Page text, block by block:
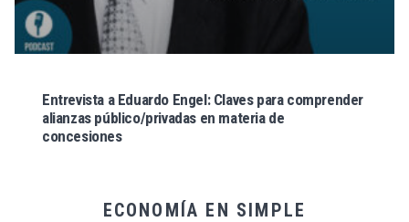
Entrevista a Eduardo Engel: Claves para comprender
alianzas público/privadas en materia de
concesiones
ECONOMÍA EN SIMPLE